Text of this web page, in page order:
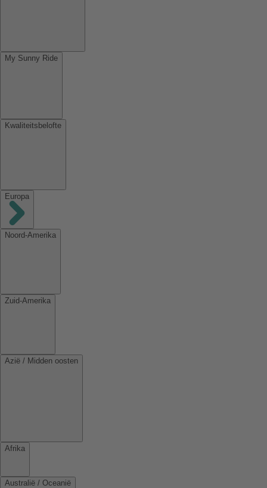
My Sunny Ride
Kwaliteitsbelofte
Europa
Noord-Amerika
Zuid-Amerika
Azië / Midden oosten
Afrika
Australië / Oceanië